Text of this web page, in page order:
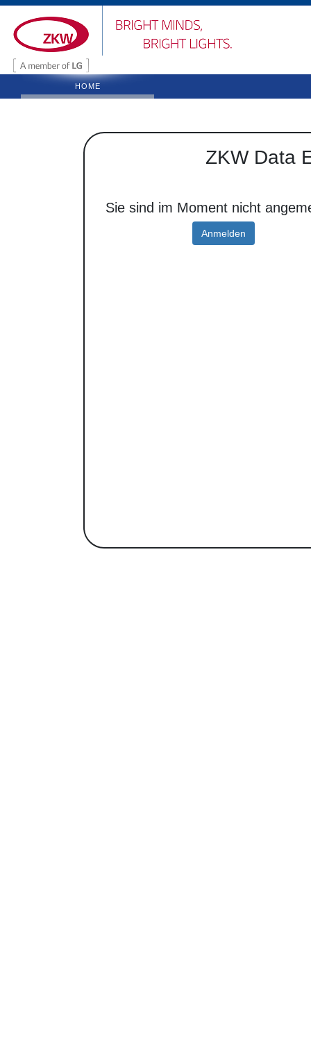
HOME
ZKW Data
Sie sind im Moment nicht
Anmelden